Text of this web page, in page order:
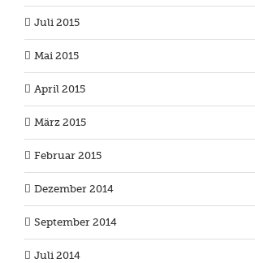
Juli 2015
Mai 2015
April 2015
März 2015
Februar 2015
Dezember 2014
September 2014
Juli 2014